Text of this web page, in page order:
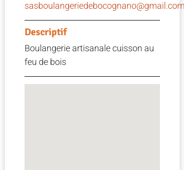
sasboulangeriedebocognano@gmail.com
Descriptif
Boulangerie artisanale cuisson au
feu de bois